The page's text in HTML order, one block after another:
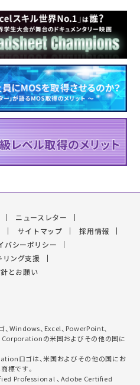
ニュースレター
サイトマップ
採用情報
バシーポリシー
リング支援
とお願い
Windows、Excel、PowerPoint、
の米国およびその他の国に
ロゴは、米国およびその他の国にお
標です。
Professional 、Adobe Certified